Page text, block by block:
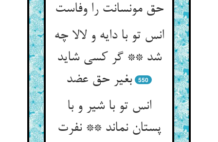
حق مونسانت را وفاست
انس تو با دایه و لالا چه
شد ** گر کسی شاید
بغیر حق عضد
550
انس تو با شیر و با
پستان نماند ** نفرت